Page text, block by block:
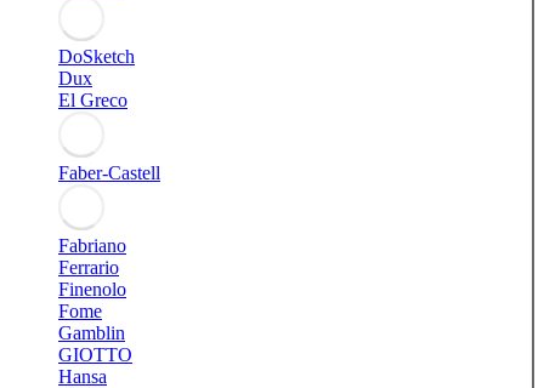
DoSketch
Dux
El Greco
Faber-Castell
Fabriano
Ferrario
Finenolo
Fome
Gamblin
GIOTTO
Hansa